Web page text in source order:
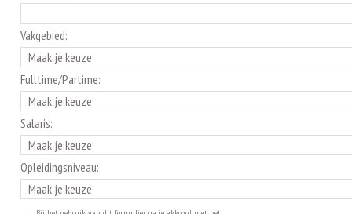
Vakgebied:
Fulltime/Partime:
Salaris:
Opleidingsniveau: